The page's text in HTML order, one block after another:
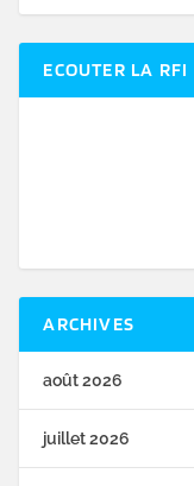
ECOUTER LA RFI
ARCHIVES
août 2026
juillet 2026